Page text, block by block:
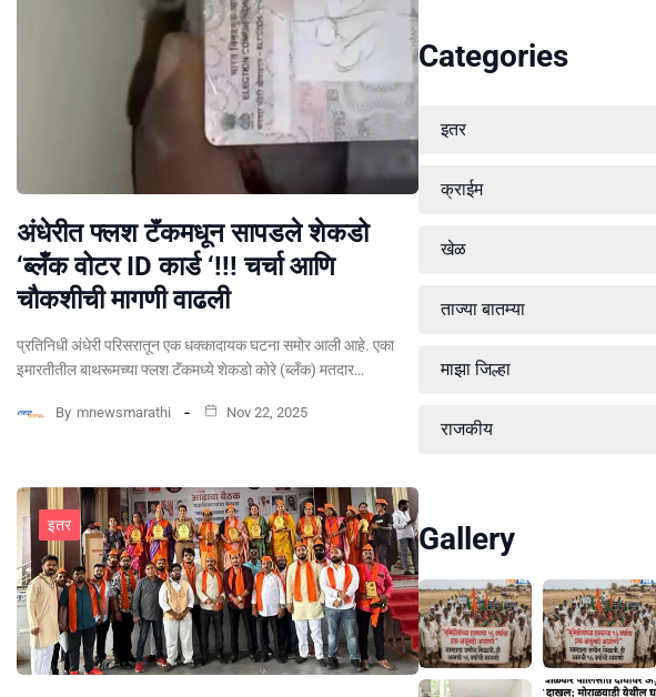
अंधेरीत फ्लश टॅंकमधून सापडले शेकडो
‘ब्लँक वोटर ID कार्ड ‘!!! चर्चा आणि
चौकशीची मागणी वाढली
प्रतिनिधी अंधेरी परिसरातून एक धक्कादायक घटना समोर आली आहे. एका
इमारतीतील बाथरूमच्या फ्लश टॅंकमध्ये शेकडो कोरे (ब्लँक) मतदार…
By mnewsmarathi Nov 22, 2025
इतर
Categories
इतर
क्राईम
खेळ
ताज्या बातम्या
माझा जिल्हा
राजकीय
Gallery